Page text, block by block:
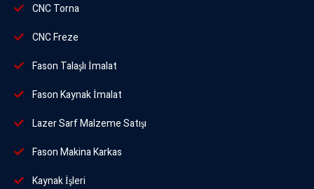
CNC Torna
CNC Freze
Fason Talaşlı İmalat
Fason Kaynak İmalat
Lazer Sarf Malzeme Satışı
Fason Makina Karkas
Kaynak İşleri